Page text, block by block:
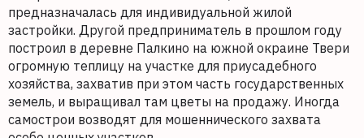
предназначалась для индивидуальной жилой
застройки. Другой предприниматель в прошлом году
построил в деревне Палкино на южной окраине Твери
огромную теплицу на участке для приусадебного
хозяйства, захватив при этом часть государственных
земель, и выращивал там цветы на продажу. Иногда
самострои возводят для мошеннического захвата